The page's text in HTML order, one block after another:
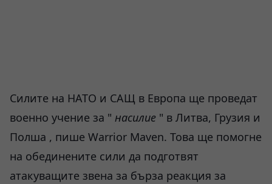
Силите на НАТО и САЩ в Европа ще проведат
военно учение за " насилие " в Литва, Грузия и
Полша , пише Warrior Maven. Това ще помогне
на обединените сили да подготвят
атакуващите звена за бърза реакция за